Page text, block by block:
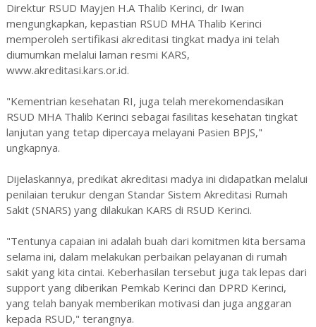
Direktur RSUD Mayjen H.A Thalib Kerinci, dr Iwan
mengungkapkan, kepastian RSUD MHA Thalib Kerinci
memperoleh sertifikasi akreditasi tingkat madya ini telah
diumumkan melalui laman resmi KARS,
www.akreditasi.kars.or.id.
"Kementrian kesehatan RI, juga telah merekomendasikan
RSUD MHA Thalib Kerinci sebagai fasilitas kesehatan tingkat
lanjutan yang tetap dipercaya melayani Pasien BPJS,"
ungkapnya.
Dijelaskannya, predikat akreditasi madya ini didapatkan melalui
penilaian terukur dengan Standar Sistem Akreditasi Rumah
Sakit (SNARS) yang dilakukan KARS di RSUD Kerinci.
"Tentunya capaian ini adalah buah dari komitmen kita bersama
selama ini, dalam melakukan perbaikan pelayanan di rumah
sakit yang kita cintai. Keberhasilan tersebut juga tak lepas dari
support yang diberikan Pemkab Kerinci dan DPRD Kerinci,
yang telah banyak memberikan motivasi dan juga anggaran
kepada RSUD," terangnya.